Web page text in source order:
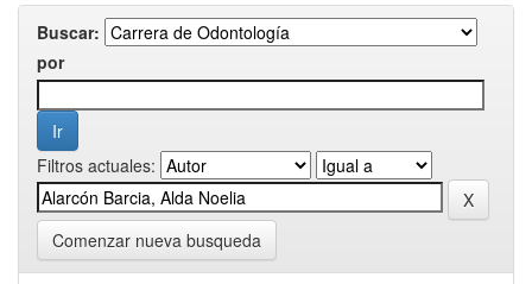
Buscar:
por
Filtros actuales:
Comenzar nueva busqueda